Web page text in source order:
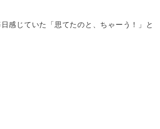
感じていた「思てたのと、ちゃーう！」と